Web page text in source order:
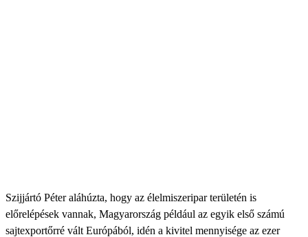
Szijjártó Péter aláhúzta, hogy az élelmiszeripar területén is
előrelépések vannak, Magyarország például az egyik első számú
sajtexportőrré vált Európából, idén a kivitel mennyisége az ezer